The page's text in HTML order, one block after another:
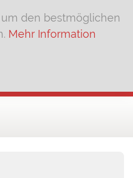
den bestmöglichen
Mehr Information